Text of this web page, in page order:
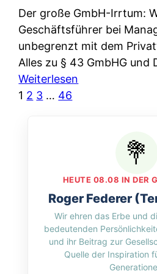
h
e
t
n
w
i
r
l
c
h
e
n
r
n
f
u
n
l
ä
u
&
O
n
l
Der große GmbH-Irrtum:
Geschäftsführer bei
unbegrenzt mit dem
Alles zu § 43 GmbHG und
Weiterlesen
M
y
h
o
s
1 2 3 … 46
HEUTE 08.08 IN DER
Roger Federer
Wir ehren das Erbe und
bedeutenden
und ihr Beitrag zur
Quelle der Inspiration